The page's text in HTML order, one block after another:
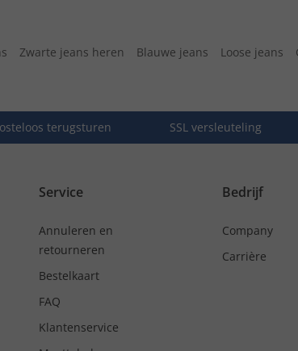
Zwarte jeans heren Blauwe jeans Loose jeans
terugsturen SSL versleuteling
Service
Annuleren en
retourneren
Bestelkaart
FAQ
Klantenservice
Bedrijf
Company
Carrière